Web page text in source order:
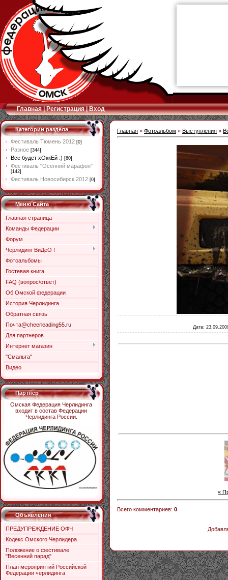
Главная|Регистрация|Вход
Категории раздела
Фестиваль Тюмень 2012 [0]
Разное [344]
Все будет хОккЕй :) [60]
Фестиваль "Осенний марафон"
[142]
Фестиваль Новосибирск 2012 [0]
Меню Сайта
Главная страница
Команды Федерации
Форум
Черлидинг ВиДеО !
Фотоальбомы
Гостевая книга
FAQ (вопрос/ответ)
Об Омской федерации
История Черлидинга
Обратная связь
Почта@cheerleading55.ru
Для партнеров
Интернет магазин
"Смальта"
Видео
Партнер
Омская Федерация Черлидинга
входит в состав Федерации
Черлидинга России.
Объявления
ПРЕДУПРЕЖДЕНИЕ ОФЧ
Кодекс Омского Черлидера
Положение о фестивале
"Весенний парад"
План мероприятий Российской
Федерации черлидинга
Главная » Фотоальбом » Выступления »
Дата:
«
Всего комментариев: 0